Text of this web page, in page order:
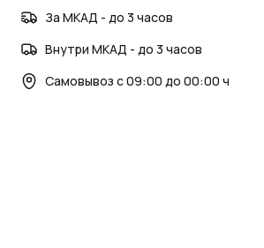
AzaliaNow— современный стиль и
За МКАД - до 3 часов
Внутри МКАД - до 3 часов
Самовывоз с 09:00 до 00:00 ч